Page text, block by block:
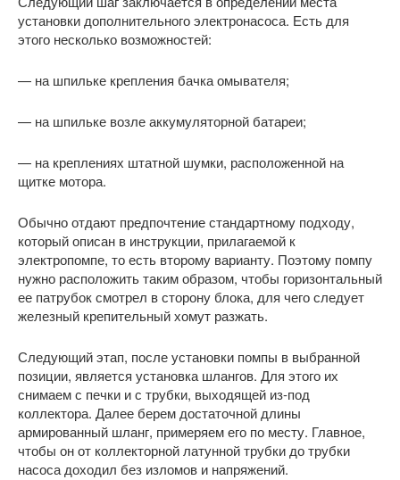
установки дополнительного электронасоса. Есть для
этого несколько возможностей:
— на шпильке крепления бачка омывателя;
— на шпильке возле аккумуляторной батареи;
— на креплениях штатной шумки, расположенной на
щитке мотора.
Обычно отдают предпочтение стандартному подходу,
который описан в инструкции, прилагаемой к
электропомпе, то есть второму варианту. Поэтому помпу
нужно расположить таким образом, чтобы горизонтальный
ее патрубок смотрел в сторону блока, для чего следует
железный крепительный хомут разжать.
Следующий этап, после установки помпы в выбранной
позиции, является установка шлангов. Для этого их
снимаем с печки и с трубки, выходящей из-под
коллектора. Далее берем достаточной длины
армированный шланг, примеряем его по месту. Главное,
чтобы он от коллекторной латунной трубки до трубки
насоса доходил без изломов и напряжений.